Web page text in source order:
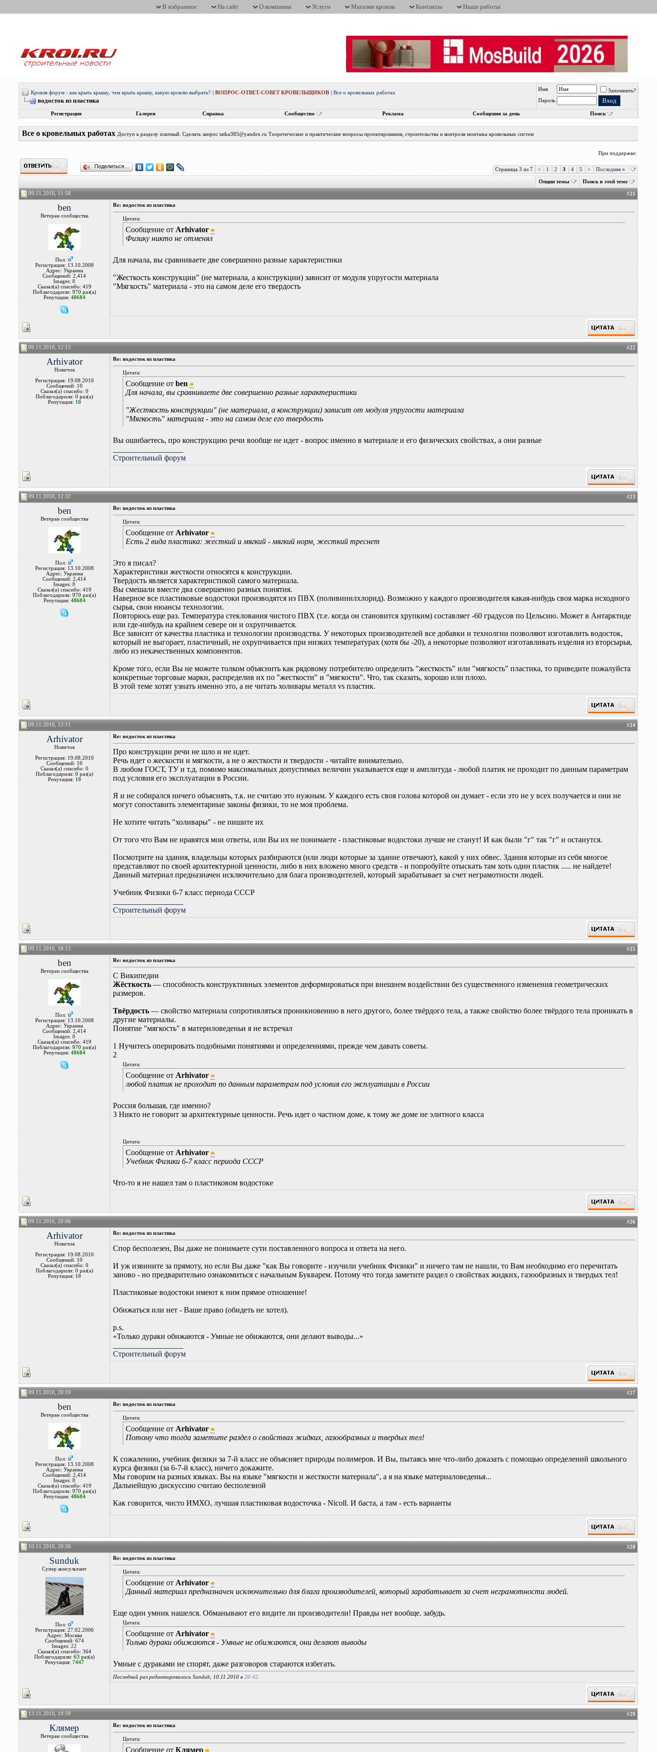
В избранное На сайт О компании Услуги Магазин кровли Контакты Наши работы
Кровля форум - как крыть крышу, чем крыть крышу, какую кровлю выбрать? |ВОПРОС-ОТВЕТ-СОВЕТ КРОВЕЛЬЩИКОВ |Все о кровельных работах
водосток из пластика
Имя
Запомнить?
Пароль
Регистрация Галерея Справка Сообщество Реклама Сообщения за день Поиск
Все о кровельных работах Доступ к разделу платный. Сделать запрос tatka385@yandex.ru Теоретические и практические вопросы проектирования, строительства и контроля монтажа кровельных систем
При поддержке:
Поделиться…
Страница 3 из 7 < 1 2 3 4 5 > Последняя»
Опции темы Поиск в этой теме
09.11.2010, 11:58 #21
ben
Ветеран сообщества
Пол:
Регистрация: 13.10.2008
Адрес: Украина
Сообщений: 2,414
Images:8
Сказал(а) спасибо: 419
Поблагодарили: 970 раз(а)
Репутация: 48684
Re: водосток из пластика
Цитата:
Сообщение от Arhivator
Физику никто не отменял
Для начала, вы сравниваете две совершенно разные характеристики
"Жесткость конструкции" (не материала, а конструкции) зависит от модуля упругости материала
"Мягкость" материала - это на самом деле его твердость
09.11.2010, 12:15 #22
Arhivator
Новичок
Регистрация: 19.08.2010
Сообщений: 10
Сказал(а) спасибо: 0
Поблагодарили: 0 раз(а)
Репутация: 10
Re: водосток из пластика
Цитата:
Сообщение отben
Для начала, вы сравниваете две совершенно разные характеристики
"Жесткость конструкции" (не материала, а конструкции) зависит от модуля упругости материала
"Мягкость" материала - это на самом деле его твердость
Вы ошибаетесь, про конструкцию речи вообще не идет - вопрос именно в материале и его физических свойствах, а они разные
Строительный форум
09.11.2010, 12:32 #23
ben
Ветеран сообщества
Пол:
Регистрация: 13.10.2008
Адрес: Украина
Сообщений: 2,414
Images:8
Сказал(а) спасибо: 419
Поблагодарили: 970 раз(а)
Репутация: 48684
Re: водосток из пластика
Цитата:
Сообщение от Arhivator
Есть 2 вида пластика: жесткий и мягкий - мягкий норм, жесткий треснет
Это я писал?
Характеристики жесткости относятся к конструкции.
Твердость является характеристикой самого материала.
Вы смешали вместе два совершенно разных понятия.
Наверное все пластиковые водостоки производятся из ПВХ (поливинилхлорид). Возможно у каждого производителя какая-нибудь своя марка исходного
сырья, свои нюансы технологии.
Повторюсь еще раз. Температура стеклования чистого ПВХ (т.е. когда он становится хрупким) составляет -60 градусов по Цельсию. Может в Антарктиде
или где-нибудь на крайнем севере он и охрупчивается.
Все зависит от качества пластика и технологии производства. У некоторых производителей все добавки и технолгии позволяют изготавлить водосток,
который не выгорает, пластичный, не охрупчивается при низких температурах (хотя бы -20), а некоторые позволяют изготавливать изделия из вторсырья,
либо из некачественных компонентов.
Кроме того, если Вы не можете толком объяснить как рядовому потребителю определить "жесткость" или "мягкость" пластика, то приведите пожалуйста
конкретные торговые марки, распределив их по "жесткости" и "мягкости". Что, так сказать, хорошо или плохо.
В этой теме хотят узнать именно это, а не читать холивары металл vs пластик.
09.11.2010, 13:11 #24
Arhivator
Новичок
Регистрация: 19.08.2010
Сообщений: 10
Сказал(а) спасибо: 0
Поблагодарили: 0 раз(а)
Репутация: 10
Re: водосток из пластика
Про конструкции речи не шло и не идет.
Речь идет о жескости и мягкости, а не о жесткости и твердости - читайте внимательно.
В любом ГОСТ, ТУ и т.д. помимо максимальных допустимых величин указывается еще и амплитуда - любой платик не проходит по данным параметрам
под условия его эксплуатации в России.
Я и не собирался ничего объяснять, т.к. не считаю это нужным. У каждого есть своя голова которой он думает - если это не у всех получается и они не
могут сопоставить элементарные законы физики, то не моя проблема.
Не хотите читать "холивары" - не пишите их
От того что Вам не нравятся мои ответы, или Вы их не понимаете - пластиковые водостоки лучше не станут! И как были "г" так "г" и останутся.
Посмотрите на здания, владельцы которых разбираются (или люди которые за здание отвечают), какой у них обвес. Здания которые из себя многое
представляют по своей архитектурной ценности, либо в них вложено много средств - и попробуйте отыскать там хоть один пластик ..... не найдете!
Данный материал предназначен исключительно для блага производителей, который зарабатывает за счет неграмотности людей.
Учебник Физики 6-7 класс периода СССР
Строительный форум
09.11.2010, 18:13 #25
ben
Ветеран сообщества
Пол:
Регистрация: 13.10.2008
Адрес: Украина
Сообщений: 2,414
Images:8
Сказал(а) спасибо: 419
Поблагодарили: 970 раз(а)
Репутация: 48684
Re: водосток из пластика
С Википедии
Жёсткость — способность конструктивных элементов деформироваться при внешнем воздействии без существенного изменения геометрических
размеров.
Твёрдость — свойство материала сопротивляться проникновению в него другого, более твёрдого тела, а также свойство более твёрдого тела проникать в
другие материалы.
Понятие "мягкость" в материловеденьи я не встречал
1 Нучитесь оперировать подобными понятиями и определениями, прежде чем давать советы.
2
Цитата:
Сообщение от Arhivator
любой платик не проходит по данным параметрам под условия его эксплуатации в России
Россия большая, где именно?
3 Никто не говорит за архитектурные ценности. Речь идет о частном доме, к тому же доме не элитного класса
Цитата:
Сообщение от Arhivator
Учебник Физики 6-7 класс периода СССР
Что-то я не нашел там о пластиковом водостоке
09.11.2010, 20:06 #26
Arhivator
Новичок
Регистрация: 19.08.2010
Сообщений: 10
Сказал(а) спасибо: 0
Поблагодарили: 0 раз(а)
Репутация: 10
Re: водосток из пластика
Спор бесполезен, Вы даже не понимаете сути поставленного вопроса и ответа на него.
И уж извините за прямоту, но если Вы даже "как Вы говорите - изучили учебник Физики" и ничего там не нашли, то Вам необходимо его перечитать
заново - но предварительно ознакомиться с начальным Букварем. Потому что тогда заметите раздел о свойствах жидких, газообразных и твердых тел!
Пластиковые водостоки имеют к ним прямое отношение!
Обижаться или нет - Ваше право (обидеть не хотел).
p.s.
«Только дураки обижаются - Умные не обижаются, они делают выводы...»
Строительный форум
09.11.2010, 20:19 #27
ben
Ветеран сообщества
Пол:
Регистрация: 13.10.2008
Адрес: Украина
Сообщений: 2,414
Images:8
Сказал(а) спасибо: 419
Поблагодарили: 970 раз(а)
Репутация: 48684
Re: водосток из пластика
Цитата:
Сообщение от Arhivator
Потому что тогда заметите раздел о свойствах жидких, газообразных и твердых тел!
К сожалению, учебник физики за 7-й класс не объясняет природы полимеров. И Вы, пытаясь мне что-либо доказать с помощью определений школьного
курса физики (за 6-7-й класс), ничего докажите.
Мы говорим на разных языках. Вы на языке "мягкости и жесткости материала", а я на языке материаловеденья...
Дальнейшую дискуссию считаю бесполезной
Как говорится, чисто ИМХО, лучшая пластиковая водосточка - Nicoll. И баста, а там - есть варианты
10.11.2010, 20:36 #28
Sunduk
Супер консультант
Пол:
Регистрация: 27.02.2006
Адрес: Москва
Сообщений: 674
Images:22
Сказал(а) спасибо: 364
Поблагодарили: 63 раз(а)
Репутация: 7447
Re: водосток из пластика
Цитата:
Сообщение от Arhivator
Данный материал предназначен исключительно для блага производителей, который зарабатывает за счет неграмотности людей.
Еще один умник нашелся. Обманывают его видите ли производители! Правды нет вообще. забудь.
Цитата:
Сообщение от Arhivator
Только дураки обижаются - Умные не обижаются, они делают выводы
Умные с дураками не спорят, даже разговоров стараются избегать.
Последний раз редактировалось Sunduk; 10.11.2010 в20:42
13.11.2010, 10:59 #29
Клямер
Ветеран сообщества
Re: водосток из пластика
Цитата:
Сообщение отКлямер